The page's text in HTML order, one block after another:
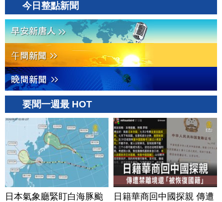
今日整點新聞
要聞一週最 HOT
日本氣象廳緊盯白海豚颱
日籍華商回中國探親 傳遭